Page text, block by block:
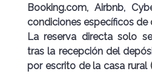
Booking.com, Airbnb,
condiciones específicos de
La reserva directa solo
tras la recepción del
por escrito de la casa rural